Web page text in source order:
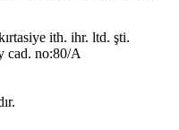
ith. ihr. ltd. şti.
cad. no:80/A